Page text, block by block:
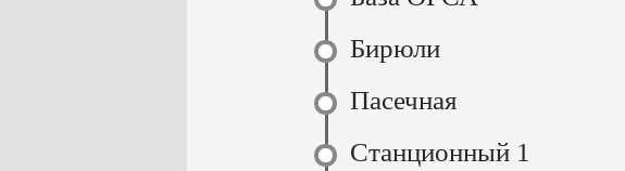
Бирюли
Пасечная
Станционный 1